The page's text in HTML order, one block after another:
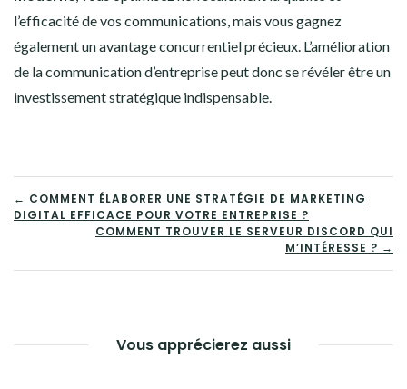
l’efficacité de vos communications, mais vous gagnez
également un avantage concurrentiel précieux. L’amélioration
de la communication d’entreprise peut donc se révéler être un
investissement stratégique indispensable.
NAVIGATION
L’ARTICLE
← COMMENT ÉLABORER UNE STRATÉGIE DE MARKETING
DIGITAL EFFICACE POUR VOTRE ENTREPRISE ?
COMMENT TROUVER LE SERVEUR DISCORD QUI
M’INTÉRESSE ? →
Vous apprécierez aussi